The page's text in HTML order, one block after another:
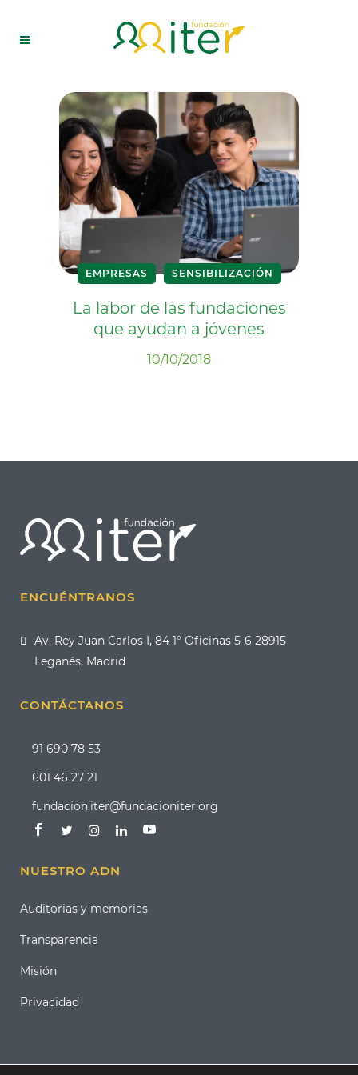
EMPRESAS SENSIBILIZACIÓN
La labor de las fundaciones
que ayudan a jóvenes
10/10/2018
ENCUÉNTRANOS
Av. Rey Juan Carlos I, 84 1° Oficinas 5-6 28915
Leganés, Madrid
CONTÁCTANOS
91 690 78 53
601 46 27 21
fundacion.iter@fundacioniter.org
NUESTRO ADN
Auditorias y memorias
Transparencia
Misión
Privacidad